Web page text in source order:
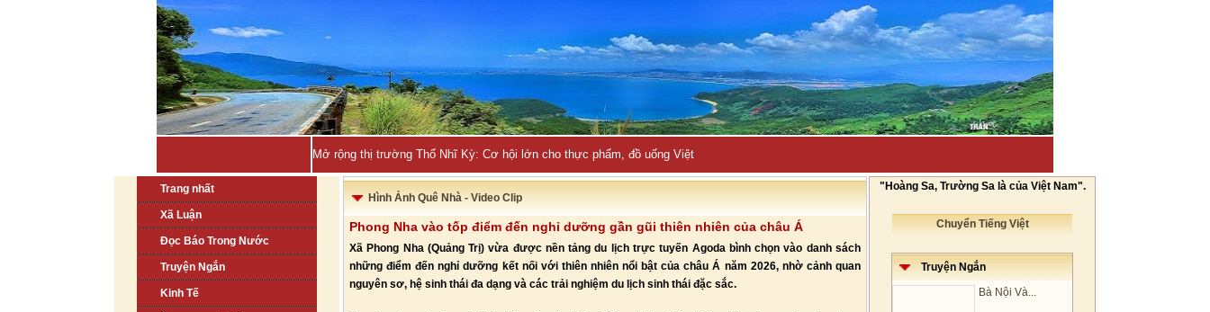
Mở rộng thị trường Thổ Nhĩ Kỳ: Cơ hội lớn cho thực phẩm, đồ uống Việt
Trang nhất
Xã Luận
Đọc Báo Trong Nước
Truyện Ngắn
Kinh Tế
Hình Ảnh Quê Nhà - Video Clip
Phong Nha vào tốp điểm đến nghỉ dưỡng gần gũi thiên nhiên của châu Á
Xã Phong Nha (Quảng Trị) vừa được nền tảng du lịch trực tuyến Agoda bình chọn vào danh sách
những điểm đến nghỉ dưỡng kết nối với thiên nhiên nổi bật của châu Á năm 2026, nhờ cảnh quan
nguyên sơ, hệ sinh thái đa dạng và các trải nghiệm du lịch sinh thái đặc sắc.
"Hoàng Sa, Trường Sa là của Việt Nam".
Chuyển Tiếng Việt
Truyện Ngắn
Bà Nội Và...